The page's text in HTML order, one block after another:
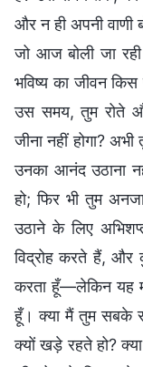
और न ही अपनी वाणी
जो आज बोली जा
भविष्य का जीवन
उस समय, तुम रोते
जीना नहीं होगा?
उनका आनंद उठाना
हो; फिर भी तुम
उठाने के लिए
विद्रोह करते हैं,
करता हूँ—लेकिन यह
हूँ। क्या मैं तुम सबके
क्यों खड़े रहते हो?